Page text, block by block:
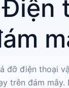
đỡ điện thoại
trên đám mây.